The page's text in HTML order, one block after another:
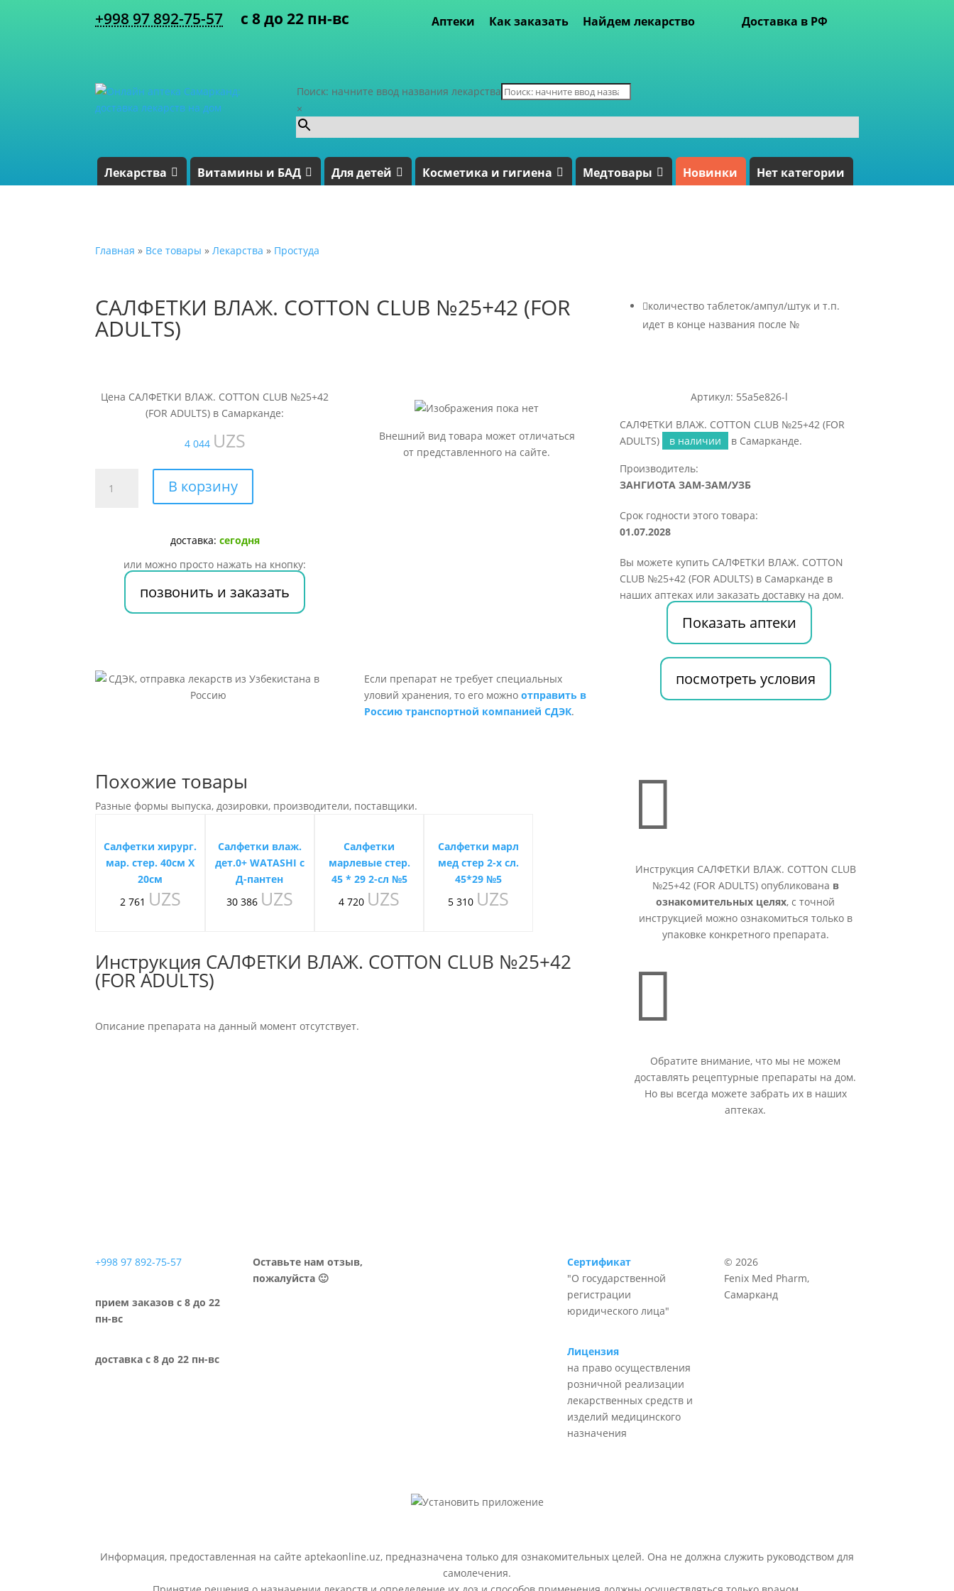
+998 97 892-75-57 с 8 до 22 пн-вс Аптеки Как заказать Найдем лекарство Доставка в РФ
Поиск: начните ввод названия лекарства
×
Лекарства Витамины и БАД Для детей Косметика и гигиена Медтовары Новинки Нет категории
Главная » Все товары » Лекарства » Простуда
САЛФЕТКИ ВЛАЖ. COTTON CLUB №25+42 (FOR
ADULTS)
количество таблеток/ампул/штук и т.п.
идет в конце названия после №
Цена САЛФЕТКИ ВЛАЖ. COTTON CLUB №25+42
(FOR ADULTS) в Самарканде:
4 044 UZS
товара
№25+42
ADULTS)
В корзину
доставка: сегодня
или можно просто нажать на кнопку:
позвонить и заказать
Внешний вид товара может отличаться
от представленного на сайте.
Артикул: 55a5e826-l
САЛФЕТКИ ВЛАЖ. COTTON CLUB №25+42 (FOR
ADULTS)
в наличии в Самарканде.
Производитель:
ЗАНГИОТА ЗАМ-ЗАМ/УЗБ
Срок годности этого товара:
01.07.2028
Вы можете купить САЛФЕТКИ ВЛАЖ. COTTON
CLUB №25+42 (FOR ADULTS) в Самарканде в
наших аптеках или заказать доставку на дом.
Показать аптеки
Если препарат не требует специальных
уловий хранения, то его можно отправить в
Россию транспортной компанией СДЭК.
посмотреть условия
Похожие товары
Разные формы выпуска, дозировки, производители, поставщики.
Салфетки хирург.
мар. стер. 40см Х
20см
2 761 UZS
Салфетки влаж.
дет.0+ WATASHI с
Д-пантен
30 386 UZS
Салфетки
марлевые стер.
45 * 29 2-сл №5
4 720 UZS
Салфетки марл
мед стер 2-х сл.
45*29 №5
5 310 UZS
Инструкция САЛФЕТКИ ВЛАЖ. COTTON CLUB №25+42
(FOR ADULTS)
Описание препарата на данный момент отсутствует.

Инструкция САЛФЕТКИ ВЛАЖ. COTTON CLUB
№25+42 (FOR ADULTS) опубликована в
ознакомительных целях, с точной
инструкцией можно ознакомиться только в
упаковке конкретного препарата.

Обратите внимание, что мы не можем
доставлять рецептурные препараты на дом.
Но вы всегда можете забрать их в наших
аптеках.
+998 97 892-75-57
прием заказов с 8 до 22
пн-вс
доставка с 8 до 22 пн-вс
Оставьте нам отзыв,
пожалуйста 🙂
Сертификат
"О государственной
регистрации
юридического лица"
Лицензия
на право осуществления
розничной реализации
лекарственных средств и
изделий медицинского
назначения
© 2026
Fenix Med Pharm,
Самарканд
Информация, предоставленная на сайте aptekaonline.uz, предназначена только для ознакомительных целей. Она не должна служить руководством для
самолечения.